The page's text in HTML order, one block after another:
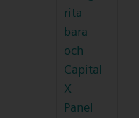
rita
bara
och
Capital
X
Panel